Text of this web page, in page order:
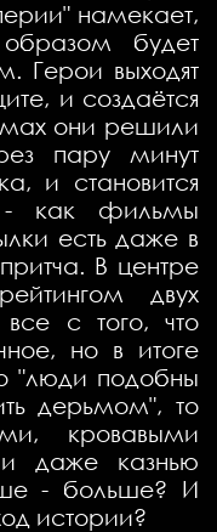
намекает,
будет
Герои выходят
и создаётся
они решили
пару минут
и становится
- как фильмы
есть даже в
В центре
двух
все с того, что
но в итоге
"люди подобны
дерьмом", то
кровавыми
даже казнью
- больше? И
истории?